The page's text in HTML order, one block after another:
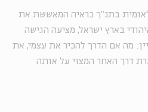
בתנ״ך כראיה המאששת את
בארץ ישראל, מציעה הגישה
מה אם הדרך להכיר את עצמי, את
דרך האחר המצוי על אותה